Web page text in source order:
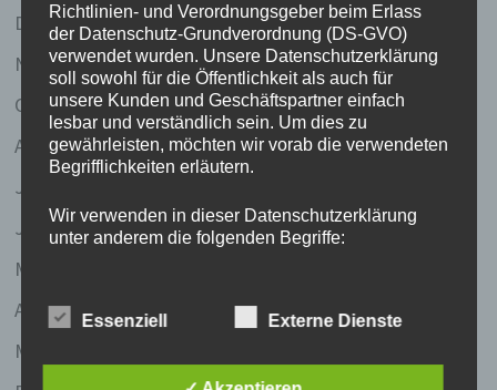
Dezember 2007
November 2007
Oktober 2007
August 2007
Juli 2007
Juni 2007
Mai 2007
April 2007
März 2007
Richtlinien- und Verordnungsgeber beim Erlass
der Datenschutz-Grundverordnung (DS-GVO)
verwendet wurden. Unsere Datenschutzerklärung
soll sowohl für die Öffentlichkeit als auch für
unsere Kunden und Geschäftspartner einfach
lesbar und verständlich sein. Um dies zu
gewährleisten, möchten wir vorab die verwendeten
Begrifflichkeiten erläutern.
Wir verwenden in dieser Datenschutzerklärung
unter anderem die folgenden Begriffe:
Personenbezogene Daten sind alle
oder identifizierbare natürliche Person (im
Essenziell Externe Dienste